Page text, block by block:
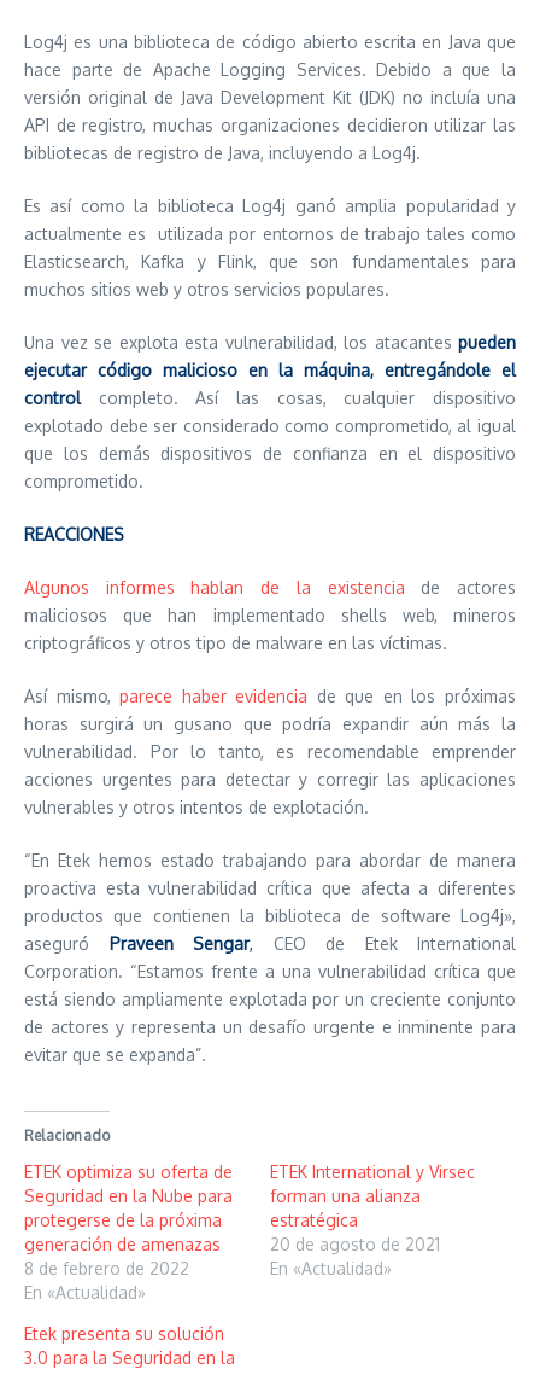
Log4j es una biblioteca de código abierto escrita en Java que
hace parte de Apache Logging Services. Debido a que la
versión original de Java Development Kit (JDK) no incluía una
API de registro, muchas organizaciones decidieron utilizar las
bibliotecas de registro de Java, incluyendo a Log4j.
Es así como la biblioteca Log4j ganó amplia popularidad y
actualmente es utilizada por entornos de trabajo tales como
Elasticsearch, Kafka y Flink, que son fundamentales para
muchos sitios web y otros servicios populares.
Una vez se explota esta vulnerabilidad, los atacantes pueden
ejecutar código malicioso en la máquina, entregándole el
controlcompleto. Así las cosas, cualquier dispositivo
explotado debe ser considerado como comprometido, al igual
que los demás dispositivos de confianza en el dispositivo
comprometido.
REACCIONES
Algunos informes hablan de la existencia de actores
maliciosos que han implementado shells web, mineros
criptográficos y otros tipo de malware en las víctimas.
Así mismo,parece haber evidencia de que en los próximas
horas surgirá un gusano que podría expandir aún más la
vulnerabilidad. Por lo tanto, es recomendable emprender
acciones urgentes para detectar y corregir las aplicaciones
vulnerables y otros intentos de explotación.
“En Etek hemos estado trabajando para abordar de manera
proactiva esta vulnerabilidad crítica que afecta a diferentes
productos que contienen la biblioteca de software Log4j»,
aseguró Praveen Sengar, CEO de Etek International
Corporation. “Estamos frente a una vulnerabilidad crítica que
está siendo ampliamente explotada por un creciente conjunto
de actores y representa un desafío urgente e inminente para
evitar que se expanda”.
Relacionado
ETEK optimiza su oferta de
Seguridad en la Nube para
protegerse de la próxima
generación de amenazas
8 de febrero de 2022
En «Actualidad»
ETEK International y Virsec
forman una alianza
estratégica
20 de agosto de 2021
En «Actualidad»
Etek presenta su solución
3.0 para la Seguridad en la